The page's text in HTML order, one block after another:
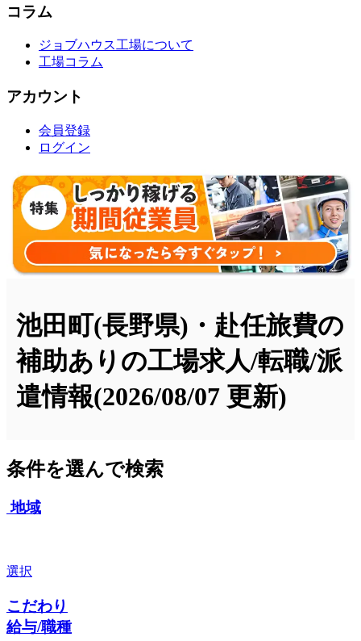
コラム
ジョブハウス工場について
工場コラム
アカウント
会員登録
ログイン
池田町(長野県)・赴任旅費の
補助ありの工場求人/転職/派
遣情報(2026/08/07 更新)
条件を選んで検索
地域
選択
こだわり
給与/職種